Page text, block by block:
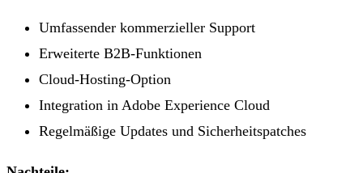
Umfassender kommerzieller Support
Erweiterte B2B-Funktionen
Cloud-Hosting-Option
Integration in Adobe Experience Cloud
Regelmäßige Updates und Sicherheitspatches